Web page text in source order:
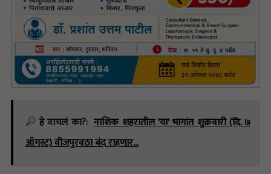
हे वाचलं का?: नाशिक शहरातील 'या' भागांत शुक्रवारी (दि. ७
ऑगस्ट) वीजपुरवठा बंद राहणार…